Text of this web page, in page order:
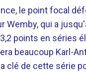
le point focal
Wemby, qui a
points en séries
beaucoup Karl-
clé de cette série